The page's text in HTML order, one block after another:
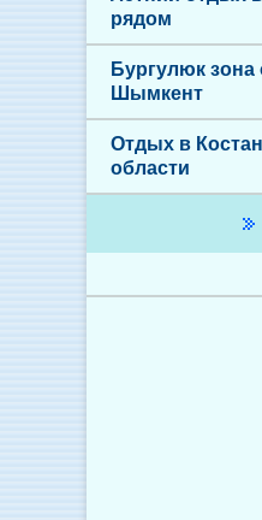
рядом
Бургулюк
Шымкент
Отдых в
области